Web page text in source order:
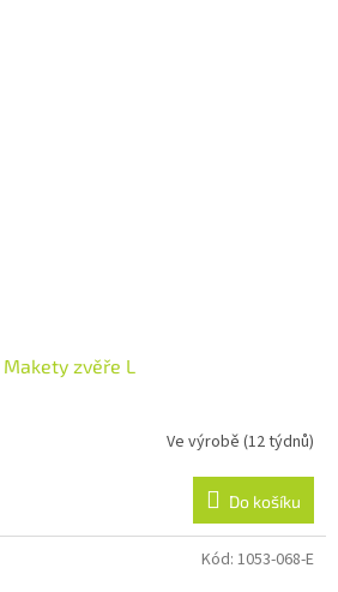
Makety zvěře L
Ve výrobě (12 týdnů)
Do košíku
Kód: 1053-068-E